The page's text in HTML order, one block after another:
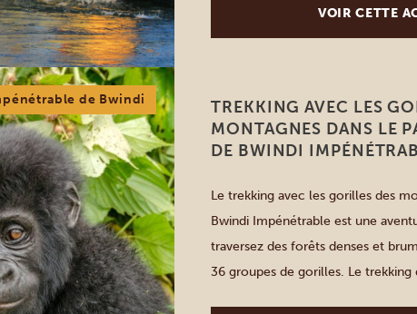
VOIR CETTE
de Bwindi
TREKKING AVEC LES
MONTAGNES DANS LE
DE BWINDI
Le trekking avec les gorilles des
Bwindi Impénétrable est une
traversez des forêts denses et
36 groupes de gorilles. Le